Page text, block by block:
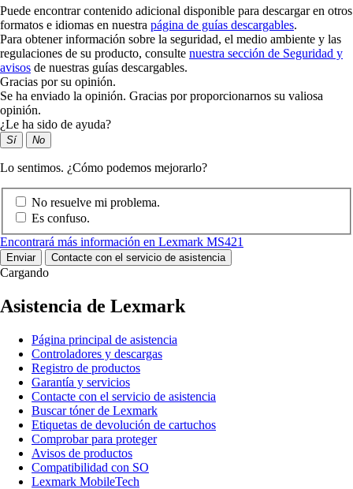
Puede encontrar contenido adicional disponible para descargar en otros
formatos e idiomas en nuestra página de guías descargables.
Para obtener información sobre la seguridad, el medio ambiente y las
regulaciones de su producto, consulte nuestra sección de Seguridad y
avisos de nuestras guías descargables.
Gracias por su opinión.
Se ha enviado la opinión. Gracias por proporcionarnos su valiosa
opinión.
¿Le ha sido de ayuda?
Sí No
Lo sentimos. ¿Cómo podemos mejorarlo?
No resuelve mi problema.
Es confuso.
Encontrará más información en Lexmark MS421
Enviar Contacte con el servicio de asistencia
Cargando
Asistencia de Lexmark
Página principal de asistencia
Controladores y descargas
Registro de productos
Garantía y servicios
Contacte con el servicio de asistencia
Buscar tóner de Lexmark
Etiquetas de devolución de cartuchos
Comprobar para proteger
Avisos de productos
Compatibilidad con SO
Lexmark MobileTech